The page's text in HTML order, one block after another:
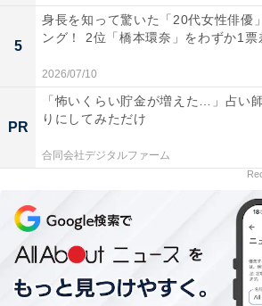
2位：二宮和也（嵐）
山田、見つけた? pic.twitter.com/
— 二宮和也
5
身長を知って驚いた「20代女性俳優
ング！ 2位「橋本環奈」をわずか1票
2026/07/10
PR
「怖いくらい貯金が増えた…」占い
りにしてみただけ
合同会社デジタルファーム